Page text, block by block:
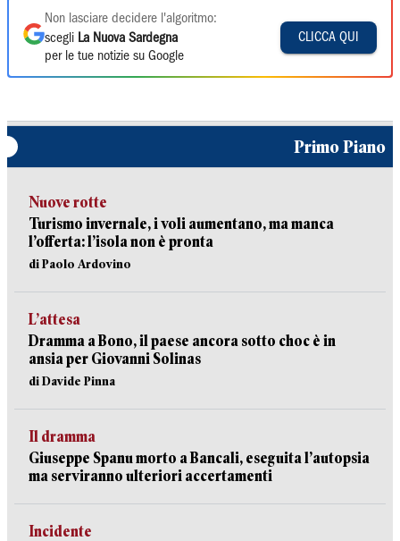
Non lasciare decidere l'algoritmo:
scegli La Nuova Sardegna
per le tue notizie su Google
CLICCA QUI
Primo Piano
Nuove rotte
Turismo invernale, i voli aumentano, ma manca
l’offerta: l’isola non è pronta
di Paolo Ardovino
L’attesa
Dramma a Bono, il paese ancora sotto choc è in
ansia per Giovanni Solinas
di Davide Pinna
Il dramma
Giuseppe Spanu morto a Bancali, eseguita l’autopsia
ma serviranno ulteriori accertamenti
Incidente